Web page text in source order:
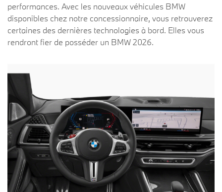
performances. Avec les nouveaux véhicules BMW
disponibles chez notre concessionnaire, vous retrouverez
certaines des dernières technologies à bord. Elles vous
rendront fier de posséder un BMW 2026.